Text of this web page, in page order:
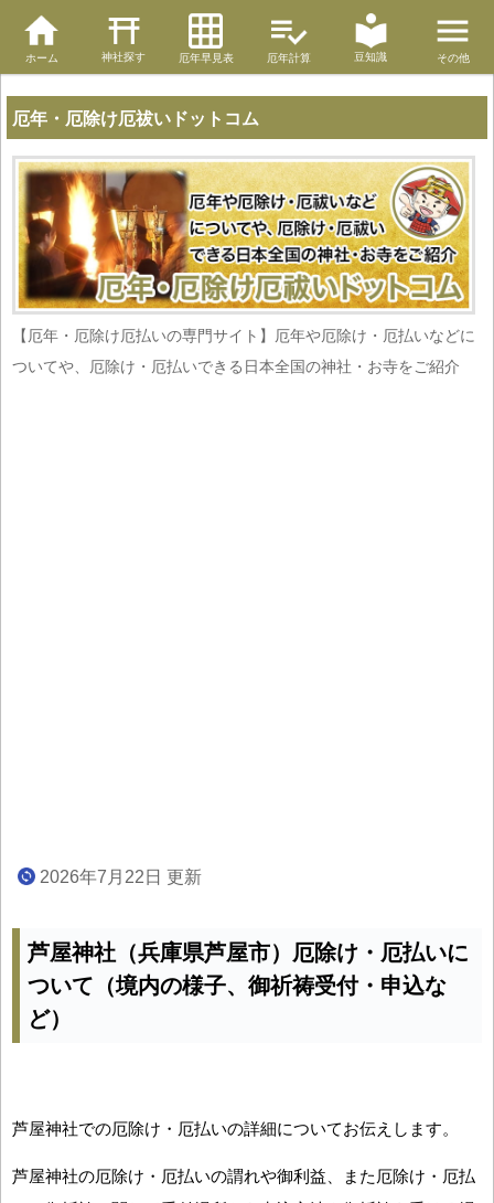
ホーム 神社探す 厄年早見表 厄年計算 豆知識 その他
厄年・厄除け厄祓いドットコム
【厄年・厄除け厄払いの専門サイト】厄年や厄除け・厄払いなどに
ついてや、厄除け・厄払いできる日本全国の神社・お寺をご紹介
2026年7月22日 更新
芦屋神社（兵庫県芦屋市）厄除け・厄払いに
ついて（境内の様子、御祈祷受付・申込な
ど）
芦屋神社での厄除け・厄払いの詳細についてお伝えします。
芦屋神社の厄除け・厄払いの謂れや御利益、また厄除け・厄払